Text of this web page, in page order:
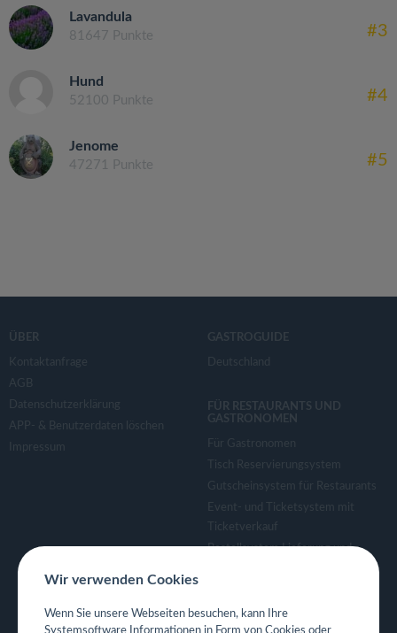
Lavandula
81647 Punkte #3
Hund
52100 Punkte #4
Jenome
47271 Punkte #5
ÜBER
Kontaktanfrage
AGB
Datenschutzerklärung
APP- & Benutzerdaten löschen
Impressum
GASTROGUIDE
Deutschland
FÜR RESTAURANTS UND
GASTRONOMEN
Für Gastronomen
Tisch Reservierungsystem
Gutscheinsystem für Restaurants
Event- und Ticketsystem mit
Ticketverkauf
Bestellsystem Lieferung und
Eigene App für Restaurant
Wir verwenden Cookies
Wenn Sie unsere Webseiten besuchen, kann Ihre